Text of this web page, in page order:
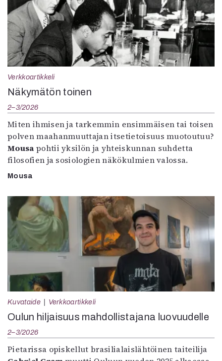
Verkkoartikkeli
Näkymätön toinen
2–3/2026
Miten ihmisen ja tarkemmin ensimmäisen tai toisen
polven maahanmuuttajan itsetietoisuus muotoutuu?
Mousa pohtii yksilön ja yhteiskunnan suhdetta
filosofien ja sosiologien näkökulmien valossa.
Mousa
Kuvataide Verkkoartikkeli
Oulun hiljaisuus mahdollistajana luovuudelle
2–3/2026
Pietarissa opiskellut brasilialaislähtöinen taiteilija